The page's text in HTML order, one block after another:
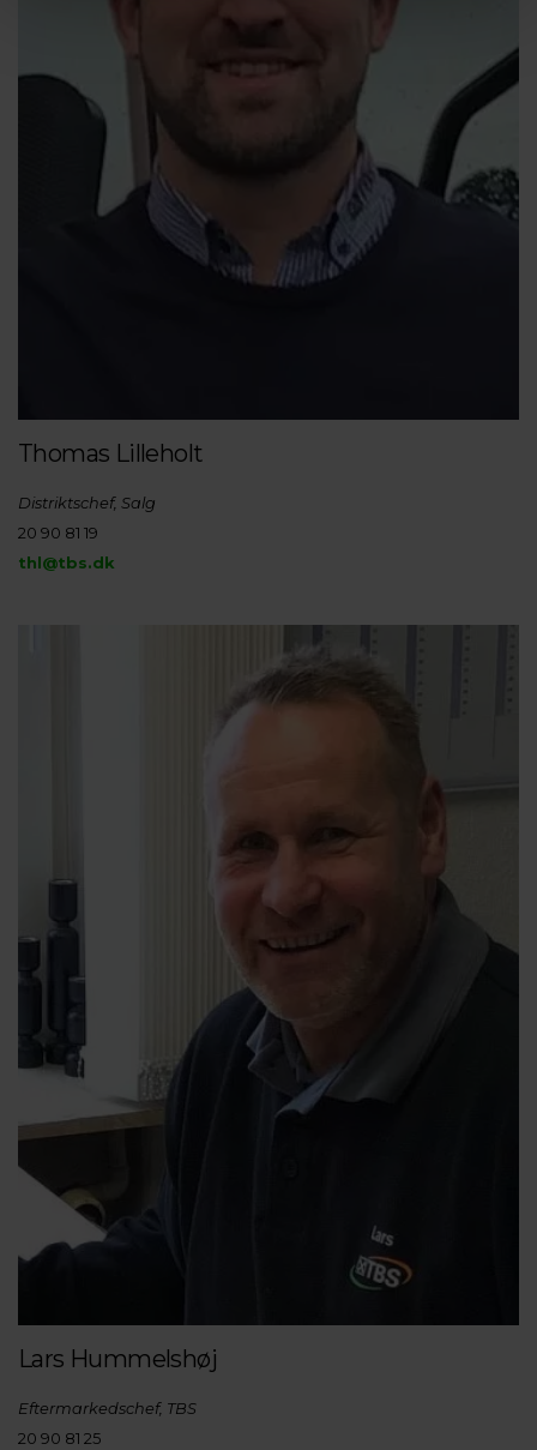
Thomas Lilleholt
Distriktschef, Salg
20 90 81 19
thl@tbs.dk
Lars Hummelshøj
Eftermarkedschef, TBS
20 90 81 25